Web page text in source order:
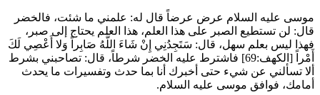
موسى عليه السلام عرض عرضاً قال له: علمني ما شئت، فالخضر
قال: لن تستطيع الصبر على هذا العلم، هذا العلم يحتاج إلى صبر،
فهذا ليس بعلم سهل، قال: سَتَجِدُنِي إِنْ شَاءَ اللَّهُ صَابِراً وَلا أَعْصِي لَكَ
أَمْراً
[الكهف:69] فاشترط عليه الخضر شرطاً، قال: تصاحبني بشرط
ألا تسألني عن شيء حتى أخبرك أنا بما حدث وتفسيرات ما يحدث
أمامك، فوافق موسى عليه السلام.